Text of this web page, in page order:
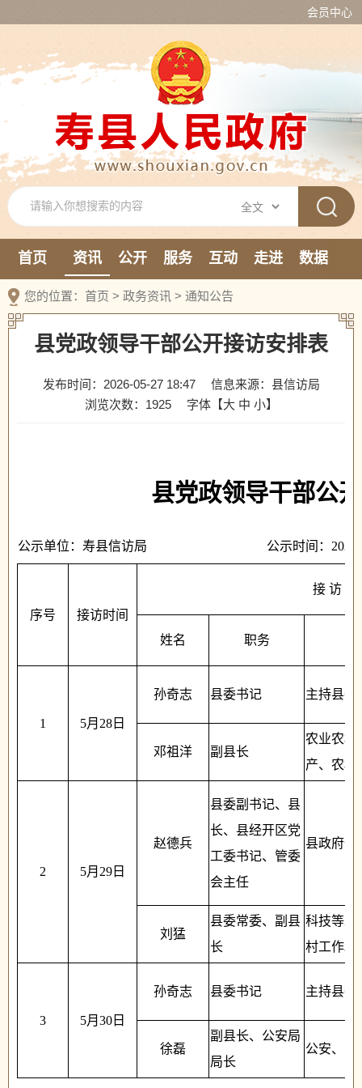
会员中心
首页 资讯 公开 服务 互动 走进
数据
新媒体
您的位置： 首页 > 政务资讯 > 通知公告
县党政领导干部公开接访安排表
发布时间：2026-05-27 18:47
信息来源：县信访局
浏览次数： 1925 字体【大 中 小】
县党政领导干部公
公示单位：寿县信访局 公示时间：2026
序号 接访时间
接 访 领
姓名 职务
1 5月28日
孙奇志 县委书记 主持县委
邓祖洋 副县长
农业农村
产、农机
2 5月29日
赵德兵
县委副书记、县
长、县经开区党
工委书记、管委
会主任
县政府全
刘猛
县委常委、副县
长
科技等工
村工作。
3 5月30日
孙奇志 县委书记 主持县委
徐磊
副县长、公安局
局长
公安、司